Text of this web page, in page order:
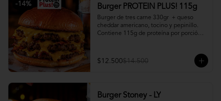
-14% Burger PROTEIN PLUS! 115g
Burger de tres carne 330gr  + queso
cheddar americano, tocino y pepinillo.
Contiene 115g de proteína por porción.
$12.500$14.500
Burger Stoney - LY